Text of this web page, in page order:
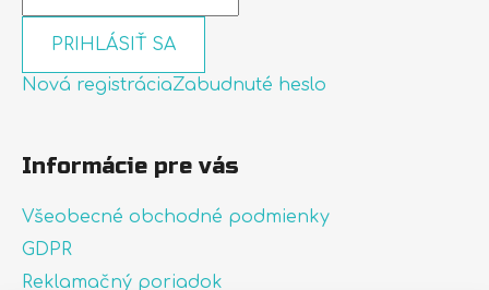
PRIHLÁSIŤ SA
Nová registráciaZabudnuté heslo
Informácie pre vás
Všeobecné obchodné podmienky
GDPR
Reklamačný poriadok